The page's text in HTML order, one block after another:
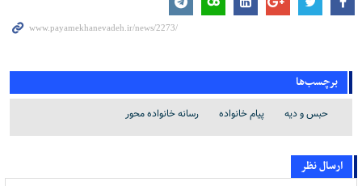
برچسب‌ها
حبس و دیه پیام خانواده رسانه خانواده محور
ارسال نظر